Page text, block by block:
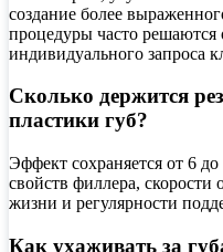
создание более
процедуры часто решаются
индивидуального запроса
Сколько держится
пластики губ?
Эффект сохраняется от 6
свойств филлера, скорости
жизни и регулярности
Как ухаживать за